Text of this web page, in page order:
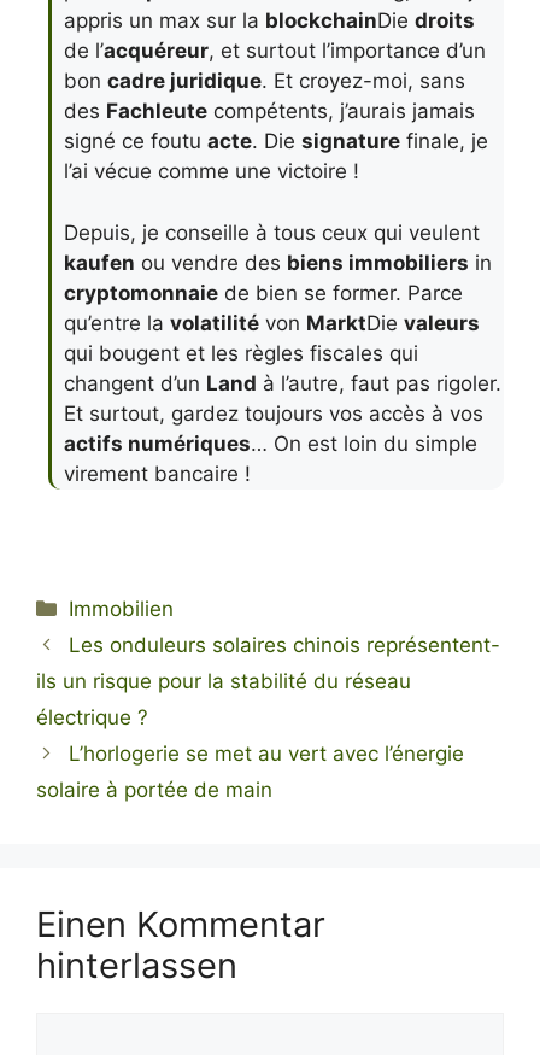
appris un max sur la blockchainDie droits
de l’acquéreur, et surtout l’importance d’un
bon cadre juridique. Et croyez-moi, sans
des Fachleute compétents, j’aurais jamais
signé ce foutu acte. Die signature finale, je
l’ai vécue comme une victoire !
Depuis, je conseille à tous ceux qui veulent
kaufen ou vendre des biens immobiliers in
cryptomonnaie de bien se former. Parce
qu’entre la volatilité von MarktDie valeurs
qui bougent et les règles fiscales qui
changent d’un Land à l’autre, faut pas rigoler.
Et surtout, gardez toujours vos accès à vos
actifs numériques… On est loin du simple
virement bancaire !
Kategorien
Immobilien
Les onduleurs solaires chinois représentent-
ils un risque pour la stabilité du réseau
électrique ?
L’horlogerie se met au vert avec l’énergie
solaire à portée de main
Einen Kommentar
hinterlassen